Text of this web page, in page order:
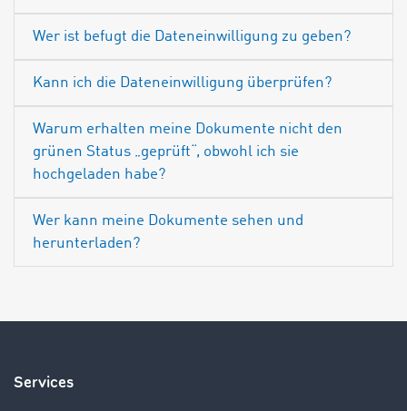
Wer ist befugt die Dateneinwilligung zu geben?
Kann ich die Dateneinwilligung überprüfen?
Warum erhalten meine Dokumente nicht den
grünen Status „geprüft“, obwohl ich sie
hochgeladen habe?
Wer kann meine Dokumente sehen und
herunterladen?
Services